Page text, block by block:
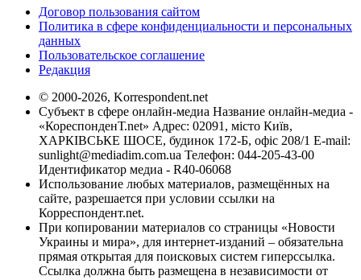
Договор пользования сайтом
Политика в сфере конфиденциальности и персональных
данных
Пользовательское соглашение
Редакция
© 2000-2026, Korrespondent.net
Субъект в сфере онлайн-медиа Название онлайн-медиа -
«КореспонденТ.net» Адрес: 02091, місто Київ,
ХАРКІВСЬКЕ ШОСЕ, будинок 172-Б, офіс 208/1 E-mail:
sunlight@mediadim.com.ua Телефон: 044-205-43-00
Идентификатор медиа - R40-06068
Использование любых материалов, размещённых на
сайте, разрешается при условии ссылки на
Корреспондент.net.
При копировании материалов со страницы «Новости
Украины и мира», для интернет-изданий – обязательна
прямая открытая для поисковых систем гиперссылка.
Ссылка должна быть размещена в независимости от